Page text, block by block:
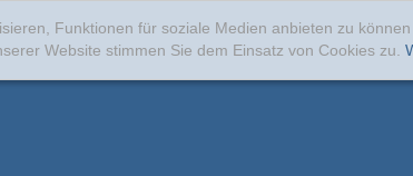
Funktionen für soziale Medien anbieten zu
Website stimmen Sie dem Einsatz von Cookies zu.